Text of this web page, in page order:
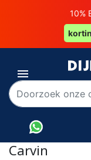
10%
Carvin